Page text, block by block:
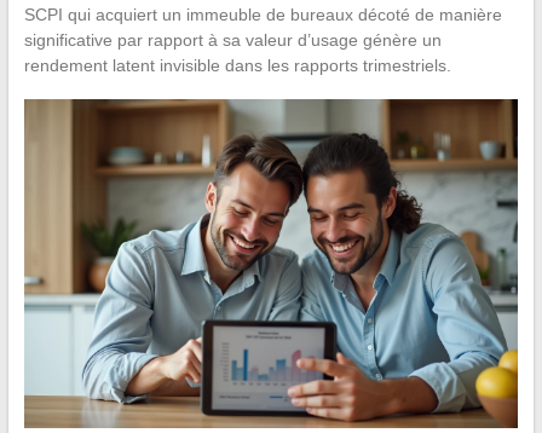
SCPI qui acquiert un immeuble de bureaux décoté de manière
significative par rapport à sa valeur d’usage génère un
rendement latent invisible dans les rapports trimestriels.